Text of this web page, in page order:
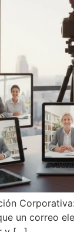
un correo